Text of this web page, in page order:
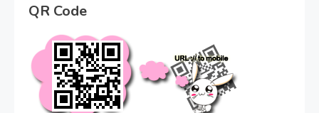
QR Code